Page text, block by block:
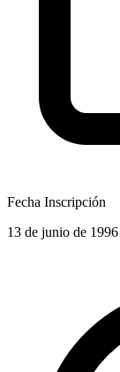
Fecha Inscripción
13 de junio de 1996